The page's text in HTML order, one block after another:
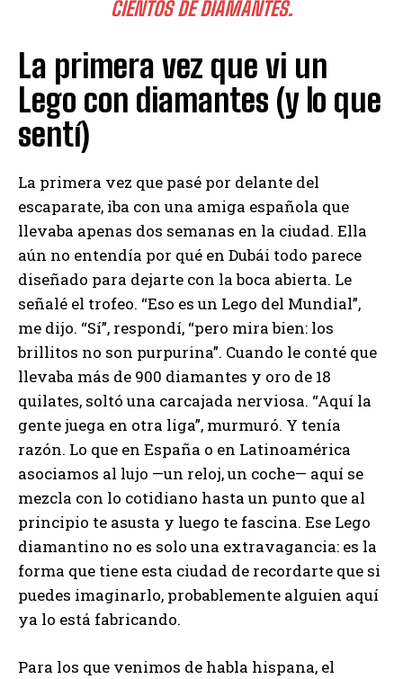
CIENTOS DE DIAMANTES.
La primera vez que vi un
Lego con diamantes (y lo que
sentí)
La primera vez que pasé por delante del
escaparate, iba con una amiga española que
llevaba apenas dos semanas en la ciudad. Ella
aún no entendía por qué en Dubái todo parece
diseñado para dejarte con la boca abierta. Le
señalé el trofeo. “Eso es un Lego del Mundial”,
me dijo. “Sí”, respondí, “pero mira bien: los
brillitos no son purpurina”. Cuando le conté que
llevaba más de 900 diamantes y oro de 18
quilates, soltó una carcajada nerviosa. “Aquí la
gente juega en otra liga”, murmuró. Y tenía
razón. Lo que en España o en Latinoamérica
asociamos al lujo —un reloj, un coche— aquí se
mezcla con lo cotidiano hasta un punto que al
principio te asusta y luego te fascina. Ese Lego
diamantino no es solo una extravagancia: es la
forma que tiene esta ciudad de recordarte que si
puedes imaginarlo, probablemente alguien aquí
ya lo está fabricando.
Para los que venimos de habla hispana, el